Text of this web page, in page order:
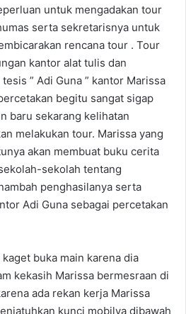
untuk mengadakan tour
serta sekretarisnya untuk
rencana tour . Tour
kantor alat tulis dan
” Adi Guna ” kantor Marissa
begitu sangat sigap
baru sekarang kelihatan
melakukan tour. Marissa yang
akan membuat buku cerita
sekolah tentang
penghasilanya serta
Adi Guna sebagai percetakan
buka main karena dia
kekasih Marissa bermesraan di
ada rekan kerja Marissa
kunci mobilya dibawah